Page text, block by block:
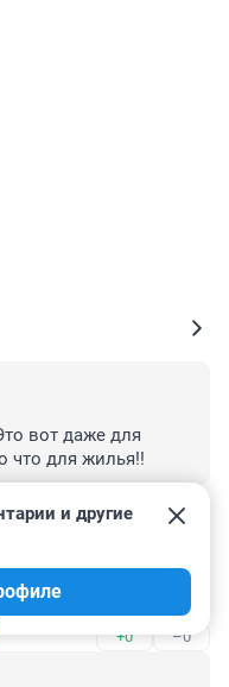
вот даже для
что для жилья!!
–0
+0 –0
и другие